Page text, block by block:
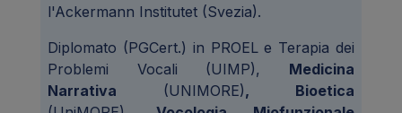
l'Ackermann Institutet (Svezia).
Diplomato (PGCert.) in PROEL e Terapia dei
Problemi Vocali (UIMP), Medicina
Narrativa (UNIMORE), Bioetica